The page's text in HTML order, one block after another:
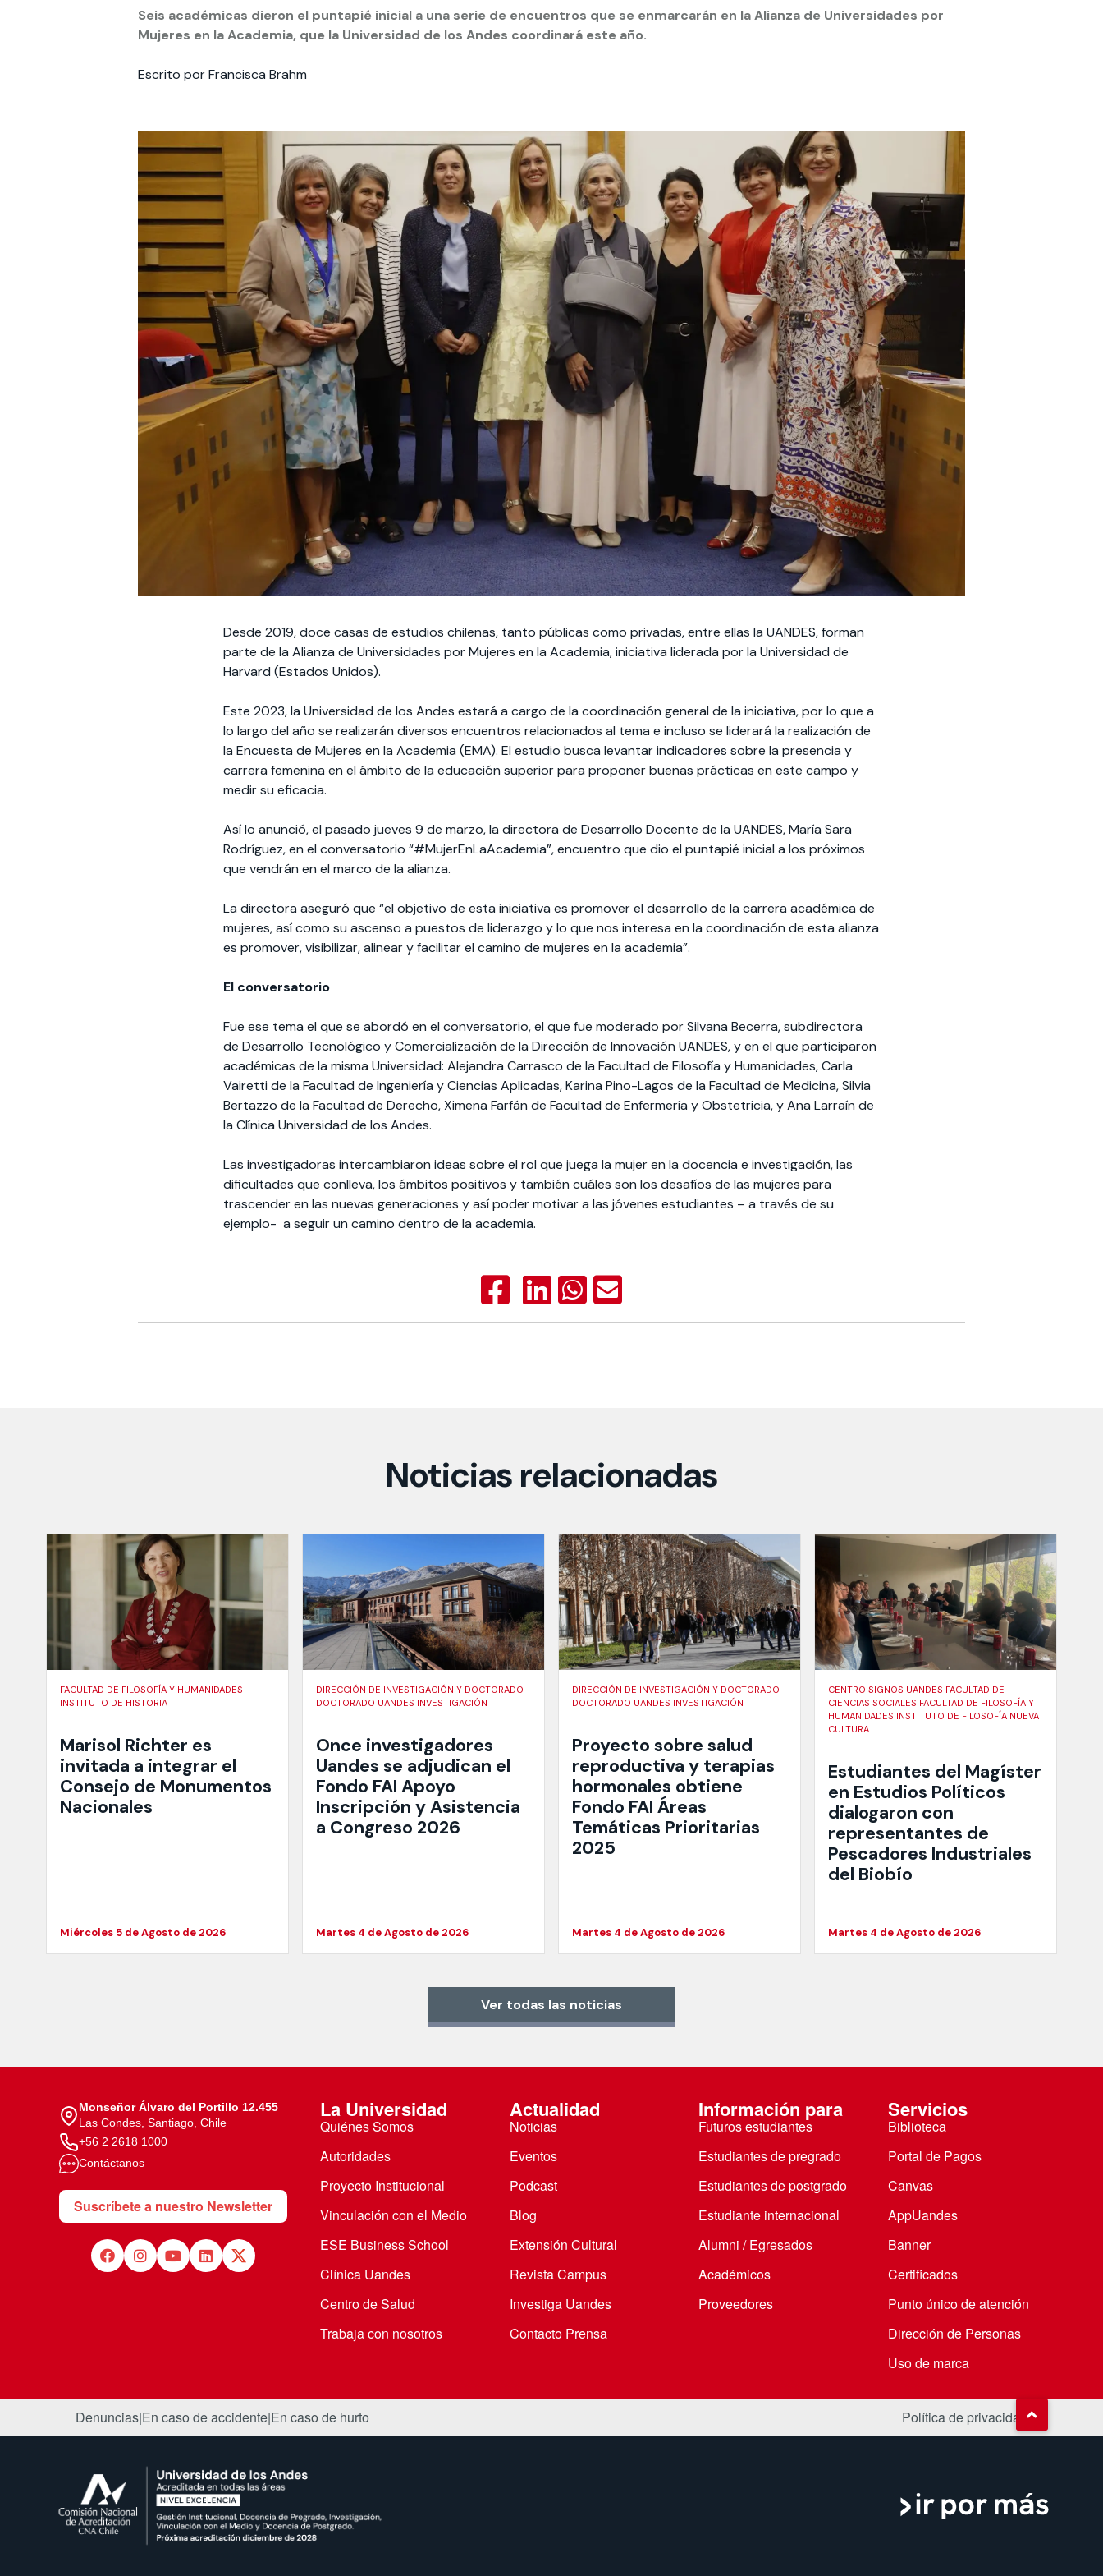
Te puede interesar:International students Facultades
Te puede interesar:Explora el campus UandesNoticias estudiantiles
Seis académicas dieron el puntapié inicial a una serie de encuentros que se enmarcarán en la Alianza de Universidades por
Mujeres en la Academia, que la Universidad de los Andes coordinará este año.
Escrito por Francisca Brahm
Desde 2019, doce casas de estudios chilenas, tanto públicas como privadas, entre ellas la UANDES, forman
parte de la Alianza de Universidades por Mujeres en la Academia, iniciativa liderada por la Universidad de
Harvard (Estados Unidos).
Este 2023, la Universidad de los Andes estará a cargo de la coordinación general de la iniciativa, por lo que a
lo largo del año se realizarán diversos encuentros relacionados al tema e incluso se liderará la realización de
la Encuesta de Mujeres en la Academia (EMA). El estudio busca levantar indicadores sobre la presencia y
carrera femenina en el ámbito de la educación superior para proponer buenas prácticas en este campo y
medir su eficacia.
Así lo anunció, el pasado jueves 9 de marzo, la directora de Desarrollo Docente de la UANDES, María Sara
Rodríguez, en el conversatorio “#MujerEnLaAcademia”, encuentro que dio el puntapié inicial a los próximos
que vendrán en el marco de la alianza.
La directora aseguró que “el objetivo de esta iniciativa es promover el desarrollo de la carrera académica de
mujeres, así como su ascenso a puestos de liderazgo y lo que nos interesa en la coordinación de esta alianza
es promover, visibilizar, alinear y facilitar el camino de mujeres en la academia”.
El conversatorio
Fue ese tema el que se abordó en el conversatorio, el que fue moderado por Silvana Becerra, subdirectora
de Desarrollo Tecnológico y Comercialización de la Dirección de Innovación UANDES, y en el que participaron
académicas de la misma Universidad: Alejandra Carrasco de la Facultad de Filosofía y Humanidades, Carla
Vairetti de la Facultad de Ingeniería y Ciencias Aplicadas, Karina Pino-Lagos de la Facultad de Medicina, Silvia
Bertazzo de la Facultad de Derecho, Ximena Farfán de Facultad de Enfermería y Obstetricia, y Ana Larraín de
la Clínica Universidad de los Andes.
Las investigadoras intercambiaron ideas sobre el rol que juega la mujer en la docencia e investigación, las
dificultades que conlleva, los ámbitos positivos y también cuáles son los desafíos de las mujeres para
trascender en las nuevas generaciones y así poder motivar a las jóvenes estudiantes – a través de su
ejemplo- a seguir un camino dentro de la academia.
Noticias relacionadas
FACULTAD DE FILOSOFÍA Y HUMANIDADES
INSTITUTO DE HISTORIA
Marisol Richter es
invitada a integrar el
Consejo de Monumentos
Nacionales
Miércoles 5 de Agosto de 2026
DIRECCIÓN DE INVESTIGACIÓN Y DOCTORADO
DOCTORADO UANDES INVESTIGACIÓN
Once investigadores
Uandes se adjudican el
Fondo FAI Apoyo
Inscripción y Asistencia
a Congreso 2026
Martes 4 de Agosto de 2026
DIRECCIÓN DE INVESTIGACIÓN Y DOCTORADO
DOCTORADO UANDES INVESTIGACIÓN
Proyecto sobre salud
reproductiva y terapias
hormonales obtiene
Fondo FAI Áreas
Temáticas Prioritarias
2025
Martes 4 de Agosto de 2026
CENTRO SIGNOS UANDES FACULTAD DE
CIENCIAS SOCIALES FACULTAD DE FILOSOFÍA Y
HUMANIDADES INSTITUTO DE FILOSOFÍA NUEVA
CULTURA
Estudiantes del Magíster
en Estudios Políticos
dialogaron con
representantes de
Pescadores Industriales
del Biobío
Martes 4 de Agosto de 2026
Ver todas las noticias
Monseñor Álvaro del Portillo 12.455
Las Condes, Santiago, Chile
+56 2 2618 1000
Contáctanos
Suscríbete a nuestro Newsletter
La Universidad
Quiénes Somos
Autoridades
Proyecto Institucional
Vinculación con el Medio
ESE Business School
Clínica Uandes
Centro de Salud
Trabaja con nosotros
Actualidad
Noticias
Eventos
Podcast
Blog
Extensión Cultural
Revista Campus
Investiga Uandes
Contacto Prensa
Información para
Futuros estudiantes
Estudiantes de pregrado
Estudiantes de postgrado
Estudiante internacional
Alumni / Egresados
Académicos
Proveedores
Servicios
Biblioteca
Portal de Pagos
Canvas
AppUandes
Banner
Certificados
Punto único de atención
Dirección de Personas
Uso de marca
Denuncias|En caso de accidente|En caso de hurto Política de privacidad